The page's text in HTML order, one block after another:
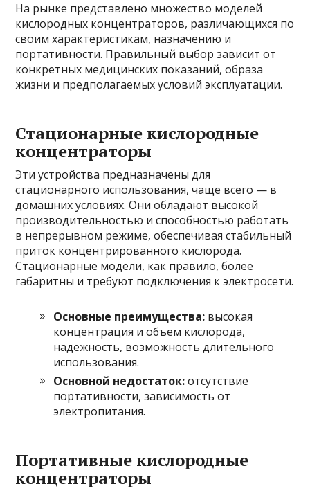
На рынке представлено множество моделей
кислородных концентраторов, различающихся по
своим характеристикам, назначению и
портативности. Правильный выбор зависит от
конкретных медицинских показаний, образа
жизни и предполагаемых условий эксплуатации.
Стационарные кислородные
концентраторы
Эти устройства предназначены для
стационарного использования, чаще всего — в
домашних условиях. Они обладают высокой
производительностью и способностью работать
в непрерывном режиме, обеспечивая стабильный
приток концентрированного кислорода.
Стационарные модели, как правило, более
габаритны и требуют подключения к электросети.
Основные преимущества: высокая
концентрация и объем кислорода,
надежность, возможность длительного
использования.
Основной недостаток:отсутствие
портативности, зависимость от
электропитания.
Портативные кислородные
концентраторы